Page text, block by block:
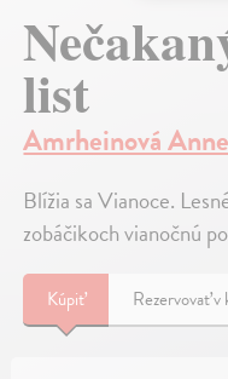
list
Amrheinová
Blížia sa Vianoce.
zobáčikoch vianočnú
Kúpiť Rezervovať